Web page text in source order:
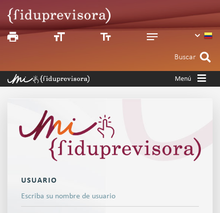
Inicio a
Buscar
Menú
USUARIO